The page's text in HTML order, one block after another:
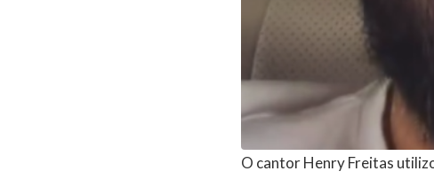
O cantor Henry Freitas